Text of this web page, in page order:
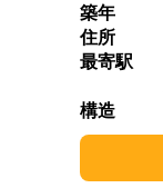
築年
住所
最寄駅
構造